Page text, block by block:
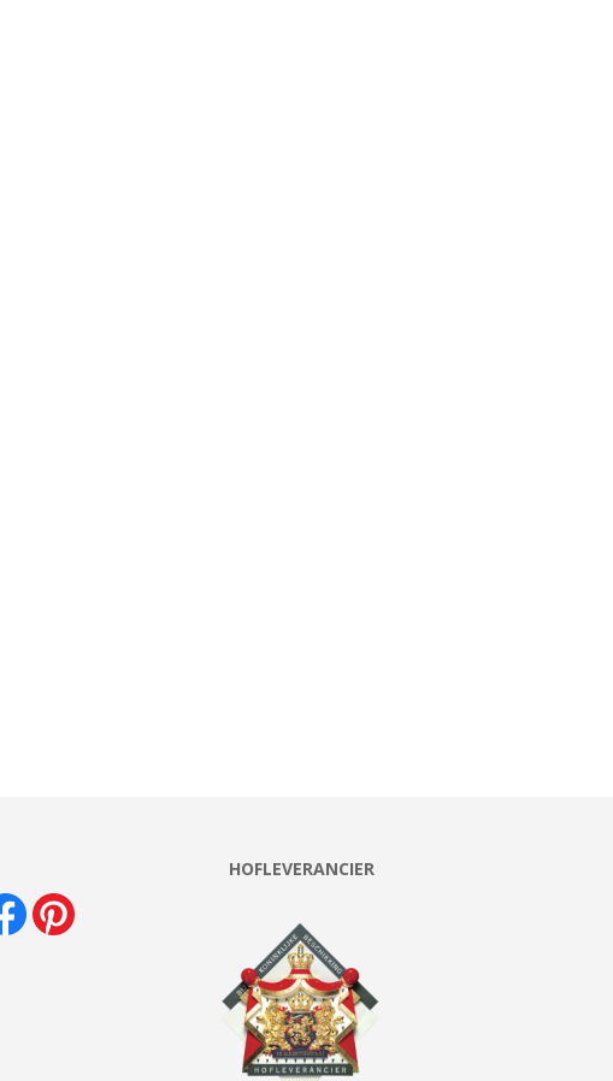
HOFLEVERANCIER